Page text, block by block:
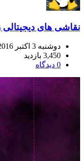
نقاشی های دیجیتالی
دوشنبه 3 اکتبر 2016
3,450 بازدید
0 دیدگاه